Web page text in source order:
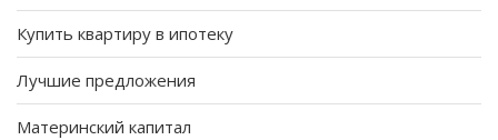
Купить квартиру в ипотеку
Лучшие предложения
Материнский капитал